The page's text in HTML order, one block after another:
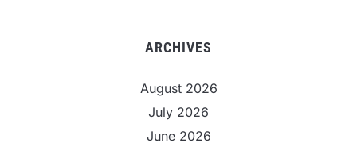
ARCHIVES
August 2026
July 2026
June 2026